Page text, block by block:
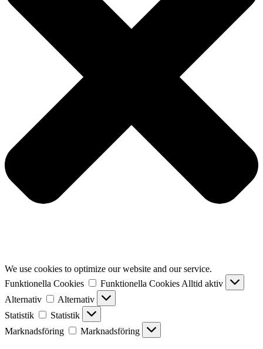
We use cookies to optimize our website and our service.
Funktionella Cookies
Funktionella Cookies Alltid aktiv
Alternativ
Alternativ
Statistik
Statistik
Marknadsföring
Marknadsföring